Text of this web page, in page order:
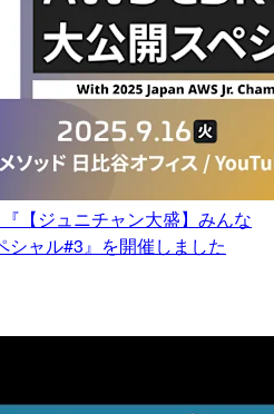
【ジュニチャン大盛】みんな
ャル#3』を開催しました